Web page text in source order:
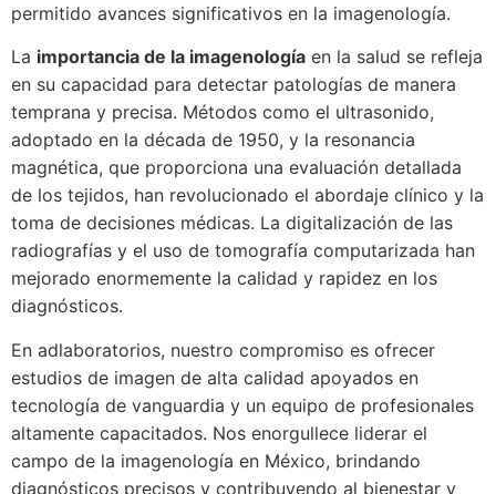
permitido avances significativos en la imagenología.
La importancia de la imagenología en la salud se refleja
en su capacidad para detectar patologías de manera
temprana y precisa. Métodos como el ultrasonido,
adoptado en la década de 1950, y la resonancia
magnética, que proporciona una evaluación detallada
de los tejidos, han revolucionado el abordaje clínico y la
toma de decisiones médicas. La digitalización de las
radiografías y el uso de tomografía computarizada han
mejorado enormemente la calidad y rapidez en los
diagnósticos.
En adlaboratorios, nuestro compromiso es ofrecer
estudios de imagen de alta calidad apoyados en
tecnología de vanguardia y un equipo de profesionales
altamente capacitados. Nos enorgullece liderar el
campo de la imagenología en México, brindando
diagnósticos precisos y contribuyendo al bienestar y